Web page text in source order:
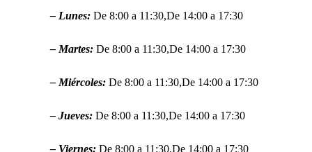
– Lunes: De 8:00 a 11:30,De 14:00 a 17:30
– Martes: De 8:00 a 11:30,De 14:00 a 17:30
– Miércoles: De 8:00 a 11:30,De 14:00 a 17:30
– Jueves: De 8:00 a 11:30,De 14:00 a 17:30
– Viernes: De 8:00 a 11:30,De 14:00 a 17:30